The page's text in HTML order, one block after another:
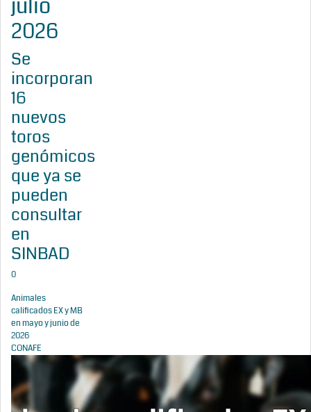
julio
2026
Se
incorporan
16
nuevos
toros
genómicos
que ya se
pueden
consultar
en
SINBAD
0
Animales
calificados EX y MB
en mayo y junio de
2026
CONAFE